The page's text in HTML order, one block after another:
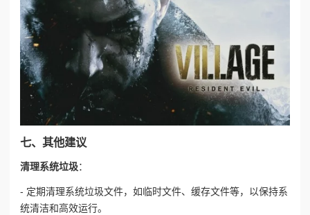
七、其他建议
清理系统垃圾：
- 定期清理系统垃圾文件，如临时文件、缓存文件等，以保持系
统清洁和高效运行。